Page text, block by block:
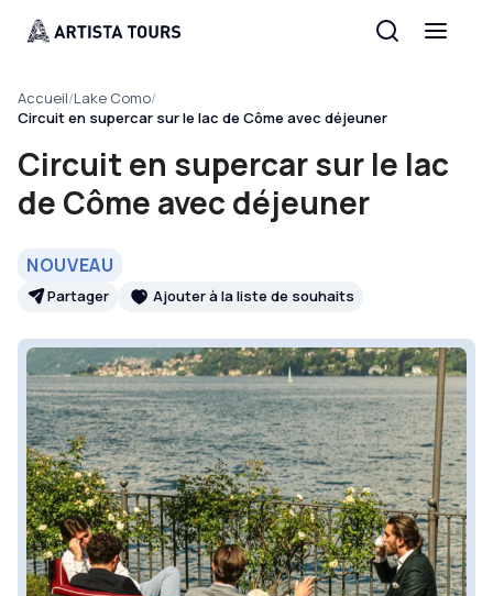
Accueil/Lake Como/
Circuit en supercar sur le lac de Côme avec déjeuner
Circuit en supercar sur le lac
de Côme avec déjeuner
NOUVEAU
Partager Ajouter à la liste de souhaits